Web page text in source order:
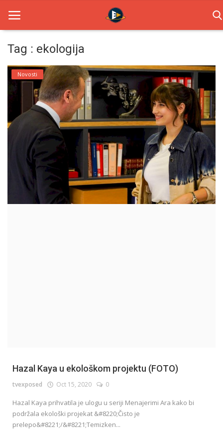
Home
Novosti
TV Serije
Glumci
Contact
Tag : ekologija
Novosti
Hazal Kaya u ekološkom projektu (FOTO)
tvexposed Oct 15, 2020 0
Hazal Kaya prihvatila je ulogu u seriji Menajerimi Ara kako bi
podržala ekološki projekat &#8220;Čisto je
prelepo&#8221;/&#8221;Temizken...